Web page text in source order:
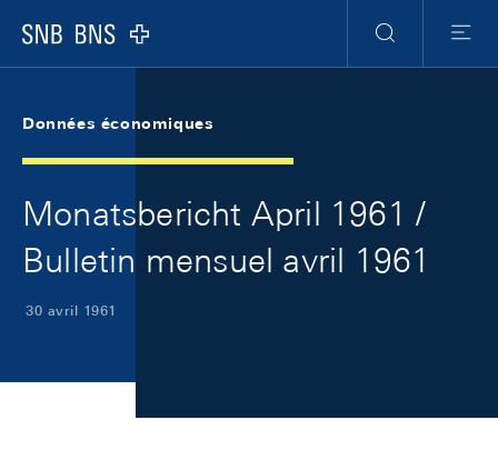
Logo
RechercheMenu
Données économiques
Monatsbericht April 1961 /
Bulletin mensuel avril 1961
30 avril 1961